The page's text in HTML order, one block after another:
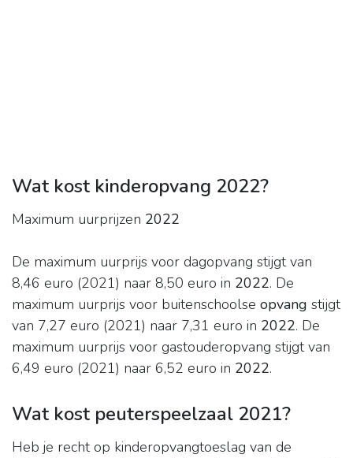
Wat kost kinderopvang 2022?
Maximum uurprijzen 2022
De maximum uurprijs voor dagopvang stijgt van
8,46 euro (2021) naar 8,50 euro in 2022. De
maximum uurprijs voor buitenschoolse opvang stijgt
van 7,27 euro (2021) naar 7,31 euro in 2022. De
maximum uurprijs voor gastouderopvang stijgt van
6,49 euro (2021) naar 6,52 euro in 2022.
Wat kost peuterspeelzaal 2021?
Heb je recht op kinderopvangtoeslag van de